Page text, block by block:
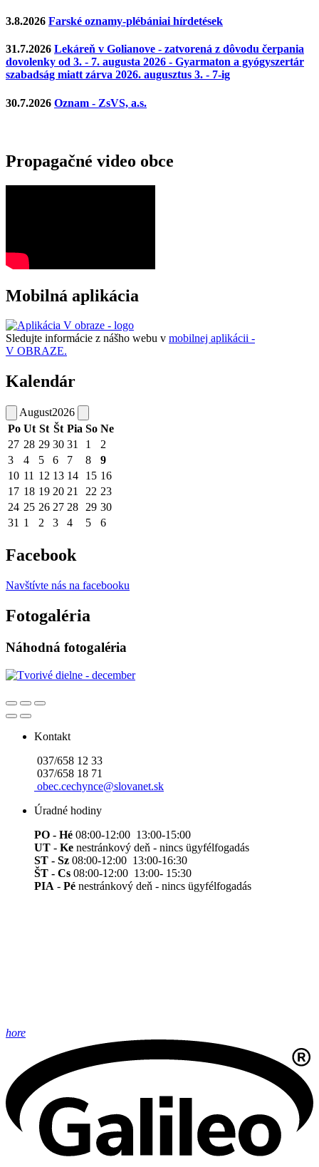
3.8.2026 Farské oznamy-plébániai hírdetések
31.7.2026 Lekáreň v Golianove - zatvorená z dôvodu čerpania
dovolenky od 3. - 7. augusta 2026 - Gyarmaton a gyógyszertár
szabadság miatt zárva 2026. augusztus 3. - 7-ig
30.7.2026 Oznam - ZsVS, a.s.
Propagačné video obce
Mobilná aplikácia
Sledujte informácie z nášho webu v mobilnej aplikácii -
V OBRAZE.
Kalendár
August2026
Po Ut St Št Pia So Ne
27 28 29 30 31 1
2
3
4 5 6 7 8
9
10 11 12 13 14 15 16
17 18 19 20 21 22 23
24 25 26 27 28 29 30
31 1 2 3 4 5 6
Facebook
Navštívte nás na facebooku
Fotogaléria
Náhodná fotogaléria
Kontakt
037/658 12 33
037/658 18 71
obec.cechynce@slovanet.sk
Úradné hodiny
PO - Hé 08:00-12:00 13:00-15:00
UT - Ke nestránkový deň - nincs ügyfélfogadás
ST - Sz 08:00-12:00 13:00-16:30
ŠT - Cs 08:00-12:00 13:00- 15:30
PIA - Pé nestránkový deň - nincs ügyfélfogadás
hore